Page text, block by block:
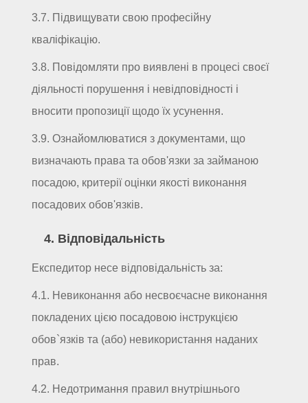
3.7. Підвищувати свою професійну
кваліфікацію.
3.8. Повідомляти про виявлені в процесі своєї
діяльності порушення і невідповідності і
вносити пропозиції щодо їх усунення.
3.9. Ознайомлюватися з документами, що
визначають права та обов'язки за займаною
посадою, критерії оцінки якості виконання
посадових обов'язків.
4. Відповідальність
Експедитор несе відповідальність за:
4.1. Невиконання або несвоєчасне виконання
покладених цією посадовою інструкцією
обов`язків та (або) невикористання наданих
прав.
4.2. Недотримання правил внутрішнього